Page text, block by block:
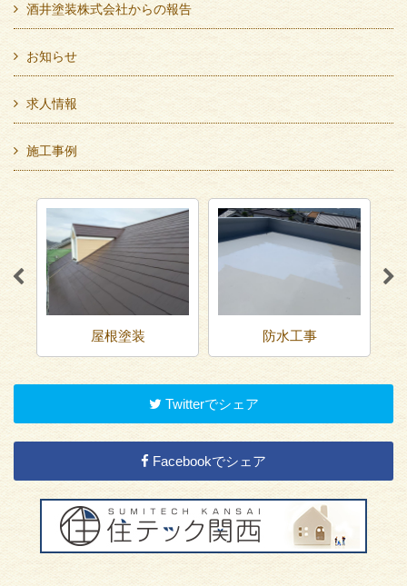
酒井塗装株式会社からの報告
お知らせ
求人情報
施工事例
屋根塗装 防水工事
Twitterでシェア
Facebookでシェア